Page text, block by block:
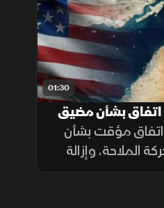
01:30
اتفاق بشأن مضيق
مؤقت بشأن
الملاحة، وإزالة
النووية، مع